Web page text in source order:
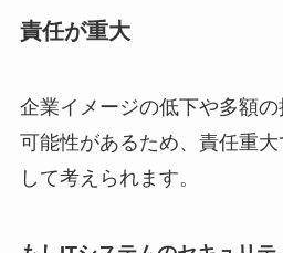
責任が重大
企業イメージの低下や多額
可能性があるため、責任重
して考えられます。